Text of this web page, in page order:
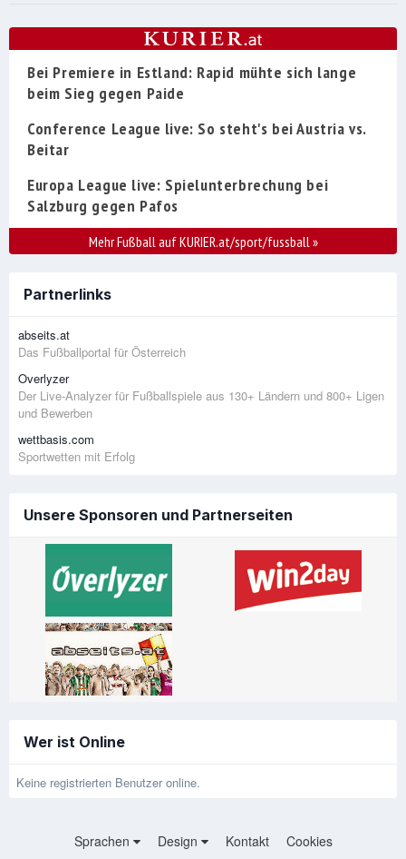
Bei Premiere in Estland: Rapid mühte sich lange
beim Sieg gegen Paide
Conference League live: So steht's bei Austria vs.
Beitar
Europa League live: Spielunterbrechung bei
Salzburg gegen Pafos
Mehr Fußball auf KURIER.at/sport/fussball»
Partnerlinks
abseits.at
Das Fußballportal für Österreich
Overlyzer
Der Live-Analyzer für Fußballspiele aus 130+ Ländern und 800+ Ligen
und Bewerben
wettbasis.com
Sportwetten mit Erfolg
Unsere Sponsoren und Partnerseiten
Wer ist Online
Keine registrierten Benutzer online.
Sprachen Design Kontakt Cookies